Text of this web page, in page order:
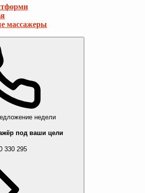
массажеры
недели
под ваши цели
330 295